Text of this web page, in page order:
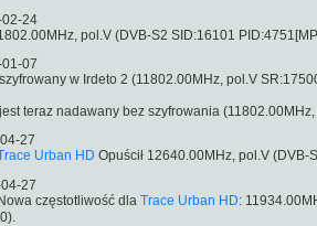
02-24
pol.V (DVB-S2 SID:16101
07
w Irdeto 2 (11802.00MHz, pol.V
teraz nadawany bez szyfrowania
27
Urban HD Opuścił 12640.00MHz, pol.V (DVB-
04-27
częstotliwość dla Trace Urban HD: